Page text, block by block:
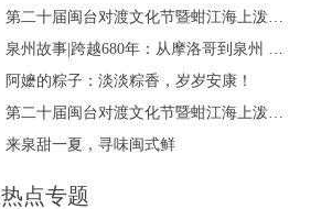
阿嬷的粽子：淡淡粽香，岁岁安康！
来泉甜一夏，寻味闽式鲜
热点专题